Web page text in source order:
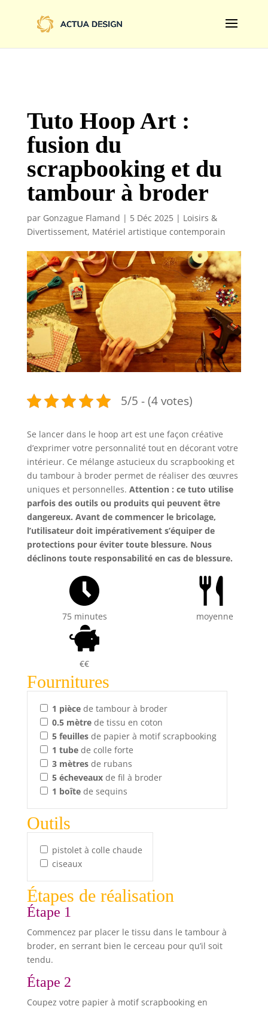
family=Limelight&display=swap');
Tuto Hoop Art :
fusion du
scrapbooking et du
tambour à broder
par Gonzague Flamand | 5 Déc 2025| Loisirs &
Divertissement, Matériel artistique contemporain
5/5 - (4 votes)
Se lancer dans le hoop art est une façon créative
d’exprimer votre personnalité tout en décorant votre
intérieur. Ce mélange astucieux du scrapbooking et
du tambour à broder permet de réaliser des œuvres
uniques et personnelles. Attention : ce tuto utilise
parfois des outils ou produits qui peuvent être
dangereux. Avant de commencer le bricolage,
l’utilisateur doit impérativement s’équiper de
protections pour éviter toute blessure. Nous
déclinons toute responsabilité en cas de blessure.
75 minutes moyenne
€€
Fournitures
1 piècede tambour à broder
0.5 mètrede tissu en coton
5 feuillesde papier à motif scrapbooking
1 tubede colle forte
3 mètresde rubans
5 écheveauxde fil à broder
1 boîtede sequins
Outils
pistolet à colle chaude
ciseaux
Étapes de réalisation
Étape 1
Commencez par placer le tissu dans le tambour à
broder, en serrant bien le cerceau pour qu’il soit
tendu.
Étape 2
Coupez votre papier à motif scrapbooking en